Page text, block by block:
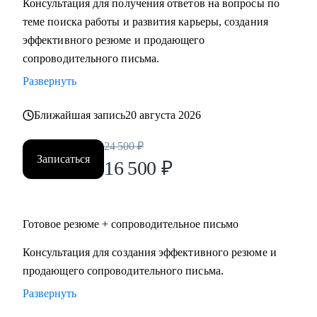
Кому могу помочь:
• карьерного консультирования
• продаж
• маркетинга
• аналитики
• финансов
• логистики
Я помогу вам, даже если вы:
• несколько лет не работали;
Консультация для получения ответов на вопросы по
теме поиска работы и развития карьеры, создания
эффективного резюме и продающего
сопроводительного письма.
Развернуть
Ближайшая запись20 августа 2026
Записаться
24 500 ₽
16 500 ₽
Готовое резюме + сопроводительное письмо
Консультация для создания эффективного резюме и
продающего сопроводительного письма.
Развернуть